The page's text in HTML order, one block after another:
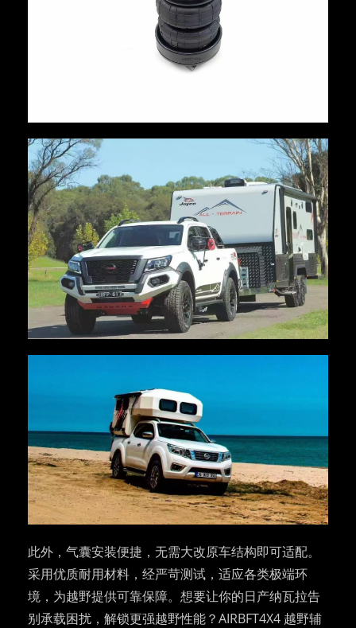
此外，气囊安装便捷，无需大改原车结构即可适配。
采用优质耐用材料，经严苛测试，适应各类极端环
境，为越野提供可靠保障。​想要让你的日产纳瓦拉告
别承载困扰，解锁更强越野性能？AIRBFT4X4 越野辅